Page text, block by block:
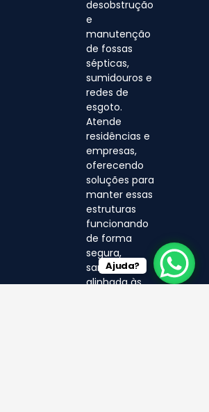
desobstrução
e
manutenção
de fossas
sépticas,
sumidouros e
redes de
esgoto.
Atende
residências e
empresas,
oferecendo
soluções para
manter essas
estruturas
funcionando
de forma
segura,
sanitária e
alinhada às
Ajuda?